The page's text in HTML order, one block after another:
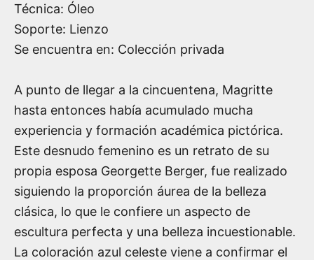
Técnica: Óleo
Soporte: Lienzo
Se encuentra en: Colección privada
A punto de llegar a la cincuentena, Magritte
hasta entonces había acumulado mucha
experiencia y formación académica pictórica.
Este desnudo femenino es un retrato de su
propia esposa Georgette Berger, fue realizado
siguiendo la proporción áurea de la belleza
clásica, lo que le confiere un aspecto de
escultura perfecta y una belleza incuestionable.
La coloración azul celeste viene a confirmar el